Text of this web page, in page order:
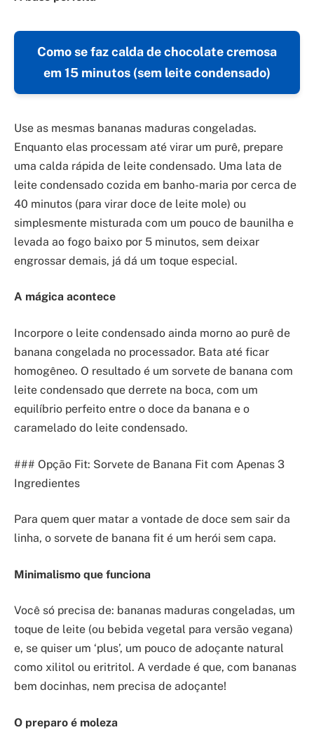
Como se faz calda de chocolate cremosa
em 15 minutos (sem leite condensado)
Use as mesmas bananas maduras congeladas.
Enquanto elas processam até virar um purê, prepare
uma calda rápida de leite condensado. Uma lata de
leite condensado cozida em banho-maria por cerca de
40 minutos (para virar doce de leite mole) ou
simplesmente misturada com um pouco de baunilha e
levada ao fogo baixo por 5 minutos, sem deixar
engrossar demais, já dá um toque especial.
A mágica acontece
Incorpore o leite condensado ainda morno ao purê de
banana congelada no processador. Bata até ficar
homogêneo. O resultado é um sorvete de banana com
leite condensado que derrete na boca, com um
equilíbrio perfeito entre o doce da banana e o
caramelado do leite condensado.
### Opção Fit: Sorvete de Banana Fit com Apenas 3
Ingredientes
Para quem quer matar a vontade de doce sem sair da
linha, o sorvete de banana fit é um herói sem capa.
Minimalismo que funciona
Você só precisa de: bananas maduras congeladas, um
toque de leite (ou bebida vegetal para versão vegana)
e, se quiser um ‘plus’, um pouco de adoçante natural
como xilitol ou eritritol. A verdade é que, com bananas
bem docinhas, nem precisa de adoçante!
O preparo é moleza